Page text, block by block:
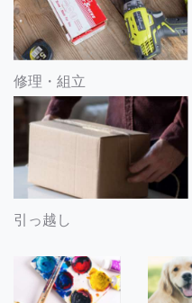
修理・組立
引っ越し